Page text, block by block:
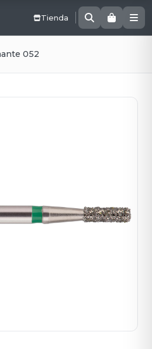
Tienda
052